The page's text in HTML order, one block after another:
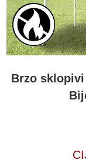
Brzo sklopivi